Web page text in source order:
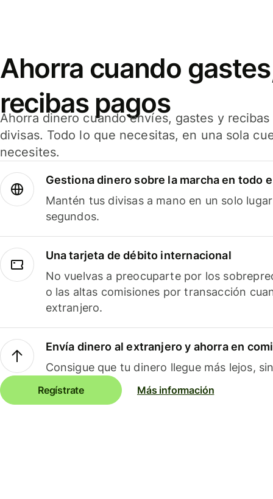
Ahorra cuando
recibas pagos
Ahorra dinero cuando envíes, gastes y
divisas. Todo lo que necesitas, en una sola
necesites.
Gestiona dinero sobre la marcha en todo
Mantén tus divisas a mano en un solo
segundos.
Una tarjeta de débito internacional
No vuelvas a preocuparte por los
o las altas comisiones por transacción
extranjero.
Envía dinero al extranjero y ahorra en
Consigue que tu dinero llegue más lejos,
Regístrate Más información